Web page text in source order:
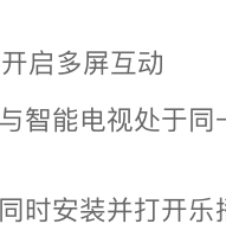
启多屏互动
能电视处于同
安装并打开乐